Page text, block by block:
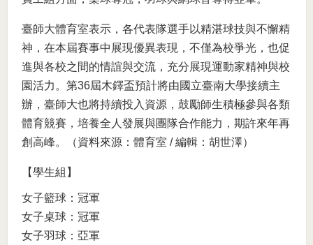
臺師大體育室表示，各代表隊選手以精湛球技與不懈精
神，在本屆賽事中展現優異表現，不僅為校爭光，也促
進與各校之間的情誼與交流，充分展現運動家精神與校
園活力。第36屆木鐸盃預計將由國立臺南大學接續主
辦，臺師大也將持續投入資源，鼓勵師生積極參與各類
體育競賽，培養全人發展與團隊合作能力，期許來年再
創高峰。（資料來源：體育室 / 編輯：胡世澤）
【學生組】
女子籃球：冠軍
女子桌球：冠軍
女子羽球：亞軍